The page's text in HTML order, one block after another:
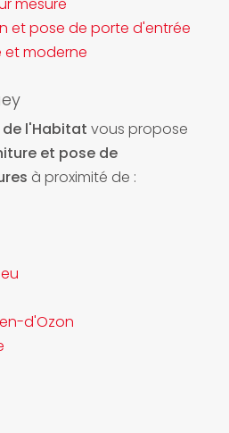
mesure
et pose de porte d'entrée
moderne
l'Habitat vous propose
et pose de
à proximité de :
d'Ozon